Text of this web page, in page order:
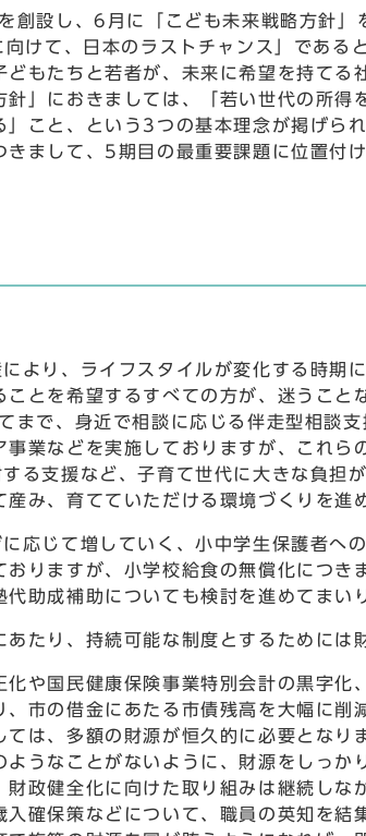
設し、6月に「こども未来戦略方針」
けて、日本のラストチャンス」である
もたちと若者が、未来に希望を持て
」におきましては、「若い世代の所
こと、という3つの基本理念が掲げら
まして、5期目の最重要課題に位置付
より、ライフスタイルが変化する時期
とを希望するすべての方が、迷うこ
まで、身近で相談に応じる伴走型相談
事業などを実施しておりますが、これ
る支援など、子育て世代に大きな負担
み、育てていただける環境づくりを進
応じて増していく、小中学生保護者へ
りますが、小学校給食の無償化につ
助成補助についても検討を進めてまい
たり、持続可能な制度とするためには
や国民健康保険事業特別会計の黒字
市の借金にあたる市債残高を大幅に
は、多額の財源が恒久的に必要とな
ようなことがないように、財源をしっ
政健全化に向けた取り組みは継続し
確保策などについて、職員の英知を